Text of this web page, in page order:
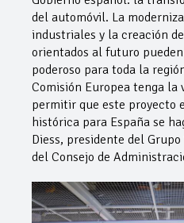
del automóvil. La
industriales y la creación
orientados al futuro
poderoso para toda la
Comisión Europea tenga
permitir que este proyecto
histórica para España se
Diess, presidente del
del Consejo de